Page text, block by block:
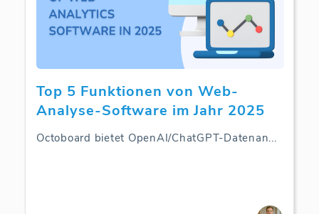
Top 5 Funktionen von Web-
Analyse-Software im Jahr 2025
Octoboard bietet OpenAI/ChatGPT-Datenan...